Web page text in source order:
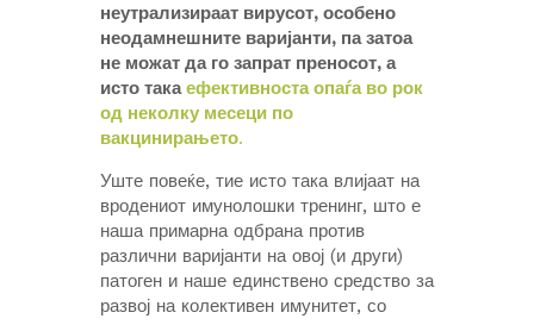
неутрализираат вирусот, особено
неодамнешните варијанти, па затоа
не можат да го запрат преносот, а
исто такаефективноста опаѓа во рок
од неколку месеци по
вакцинирањето.
Уште повеќе, тие исто така влијаат на
вродениот имунолошки тренинг, што е
наша примарна одбрана против
различни варијанти на овој (и други)
патоген и наше единствено средство за
развој на колективен имунитет, со